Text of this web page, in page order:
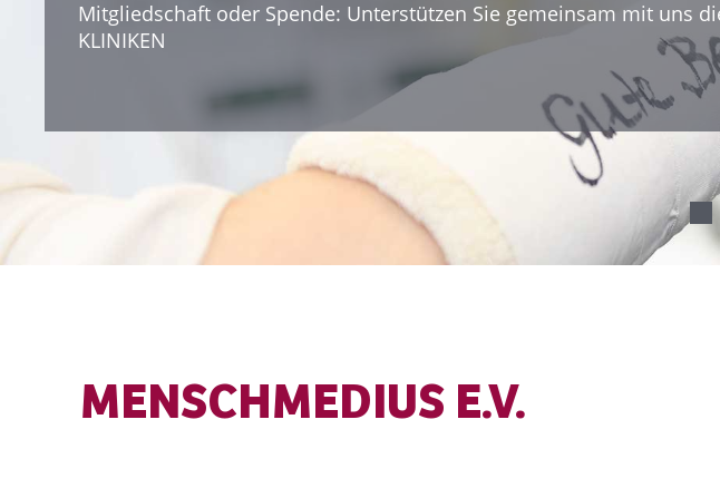
Bleiben Sie menschmedius e.V. dauerhaft verbunden und werden
MEHR ERFAHREN
MENSCHMEDIUS E.V.